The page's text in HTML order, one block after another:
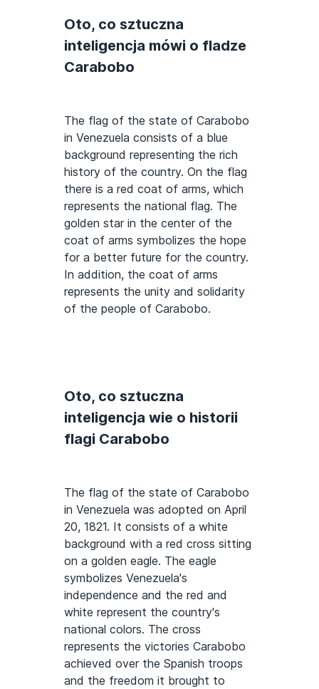
Oto, co sztuczna
inteligencja mówi o fladze
Carabobo
The flag of the state of Carabobo
in Venezuela consists of a blue
background representing the rich
history of the country. On the flag
there is a red coat of arms, which
represents the national flag. The
golden star in the center of the
coat of arms symbolizes the hope
for a better future for the country.
In addition, the coat of arms
represents the unity and solidarity
of the people of Carabobo.
Oto, co sztuczna
inteligencja wie o historii
flagi Carabobo
The flag of the state of Carabobo
in Venezuela was adopted on April
20, 1821. It consists of a white
background with a red cross sitting
on a golden eagle. The eagle
symbolizes Venezuela's
independence and the red and
white represent the country's
national colors. The cross
represents the victories Carabobo
achieved over the Spanish troops
and the freedom it brought to